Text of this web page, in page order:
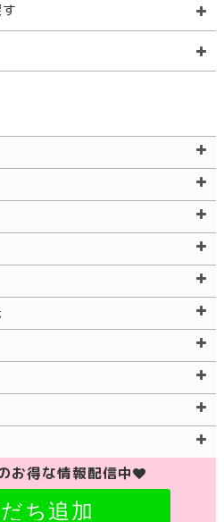
お得な情報配信中
ち追加